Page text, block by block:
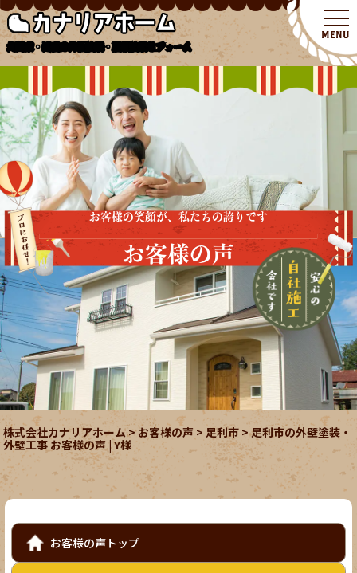
北関東・埼玉の外壁塗装・屋根塗装リフォーム
お客様の笑顔が、私たちの誇りです
お客様の声
株式会社カナリアホーム>お客様の声 >足利市 >足利市の外壁塗装・
外壁工事 お客様の声 | Y様
お客様の声トップ